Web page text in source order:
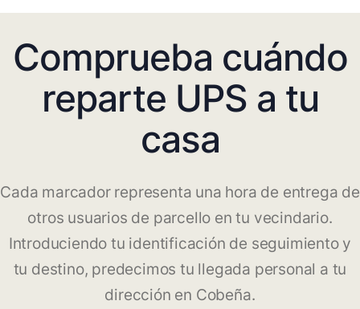
Comprueba cuándo
reparte UPS a tu
casa
Cada marcador representa una hora de entrega de
otros usuarios de parcello en tu vecindario.
Introduciendo tu identificación de seguimiento y
tu destino, predecimos tu llegada personal a tu
dirección en Cobeña.